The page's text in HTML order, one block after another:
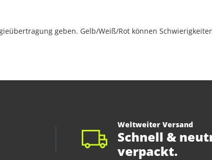
geben. Gelb/Weiß/Rot können
Weltweiter Versand
Schnell &
verpackt.